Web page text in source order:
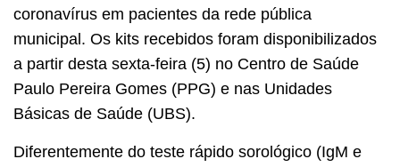
coronavírus em pacientes da rede pública
municipal. Os kits recebidos foram disponibilizados
a partir desta sexta-feira (5) no Centro de Saúde
Paulo Pereira Gomes (PPG) e nas Unidades
Básicas de Saúde (UBS).
Diferentemente do teste rápido sorológico (IgM e